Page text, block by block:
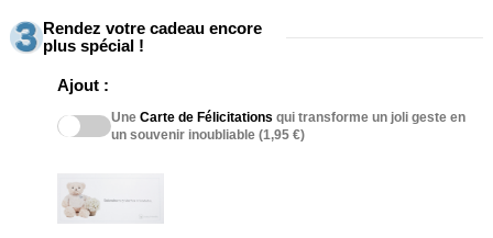
Rendez votre cadeau encore
plus spécial !
Ajout :
Une Carte de Félicitations qui transforme un joli geste en
un souvenir inoubliable (1,95 €)